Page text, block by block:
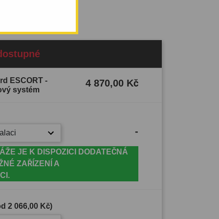
ESCORT -
systém
4 870,00 Kč
-
JE K DISPOZICI DODATEČNÁ
ZAŘÍZENÍ A
2 066,00 Kč)